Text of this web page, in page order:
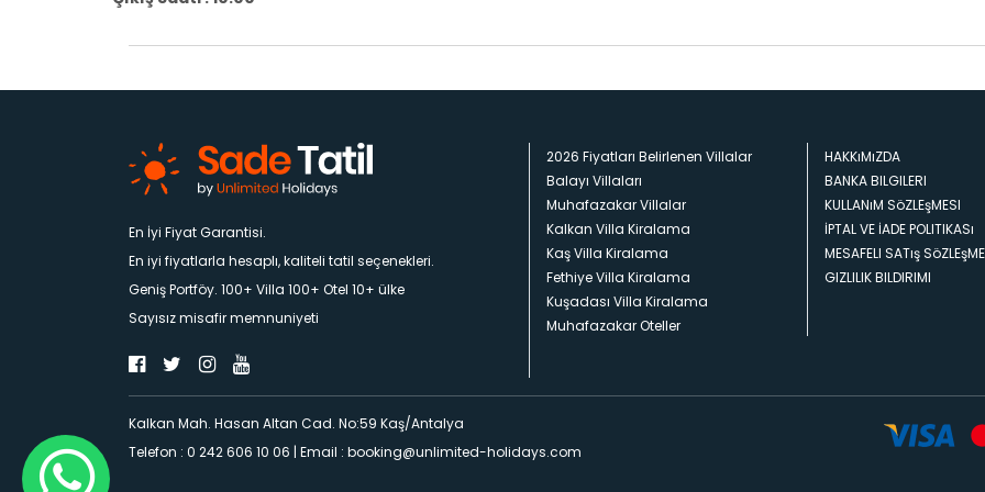
En İyi Fiyat Garantisi.
En iyi fiyatlarla hesaplı, kaliteli tatil seçenekleri.
Geniş Portföy. 100+ Villa 100+ Otel 10+ ülke
Sayısız misafir memnuniyeti
2026 Fiyatları Belirlenen Villalar
Balayı Villaları
Muhafazakar Villalar
Kalkan Villa Kiralama
Kaş Villa Kiralama
Fethiye Villa Kiralama
Kuşadası Villa Kiralama
Muhafazakar Oteller
HAKKıMıZDA
BANKA BILGILERI
KULLANıM SöZLEşMESI
İPTAL VE İADE POLITIKASı
MESAFELI SATış
GIZLILIK BILDIRIMI
Kalkan Mah. Hasan Altan Cad. No:59 Kaş/Antalya
Telefon : 0 242 606 10 06 | Email : booking@unlimited-holidays.com